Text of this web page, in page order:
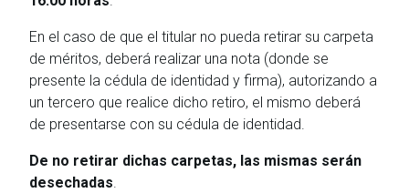
En el caso de que el titular no pueda retirar su carpeta
de méritos, deberá realizar una nota (donde se
presente la cédula de identidad y firma), autorizando a
un tercero que realice dicho retiro, el mismo deberá
de presentarse con su cédula de identidad.
De no retirar dichas carpetas, las mismas serán
desechadas.